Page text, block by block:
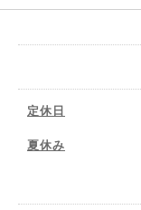
定休日
夏休み